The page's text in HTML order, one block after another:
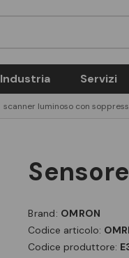
Industria Servizi
scanner luminoso con
Brand: OMRON
Codice articolo:
Codice produttore: